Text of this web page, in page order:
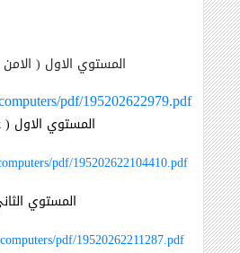
المستوي الاول ( الامن
pdf/195202622979.pdf
المستوي الاول
pdf/195202622104410.pdf
المستوي
pdf/19520262211287.pdf